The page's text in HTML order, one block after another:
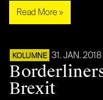
Read More »
KOLUMNE 31. JAN. 2018
Brexit